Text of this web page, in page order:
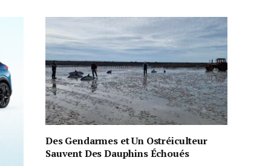
Des Gendarmes et Un Ostréiculteur
Sauvent Des Dauphins Échoués